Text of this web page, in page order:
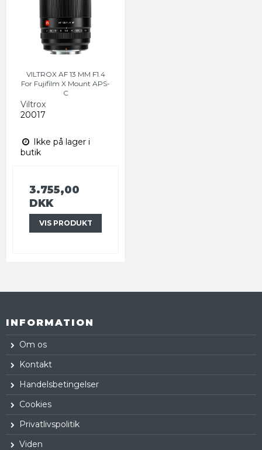
VILTROX AF 13 MM F1.4
For Fujifilm X Mount APS-
C
Viltrox
20017
Ikke på lager i
butik
3.755,00
DKK
VIS PRODUKT
INFORMATION
Om os
Kontakt
Handelsbetingelser
Cookies
Privatlivspolitik
Viden